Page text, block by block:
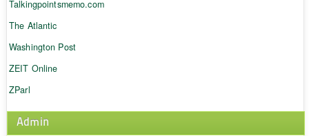
Talkingpointsmemo.com
The Atlantic
Washington Post
ZEIT Online
ZParl
Admin